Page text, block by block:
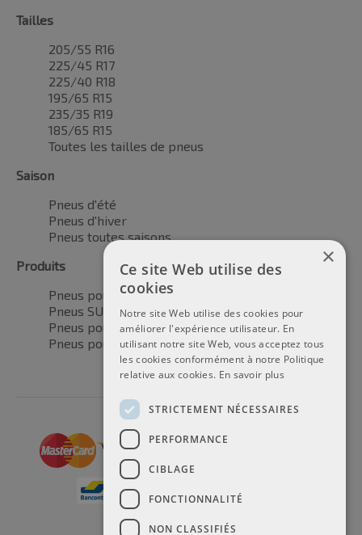
Tailles
205/55 R16
225/45 R17
225/40 R18
195/65 R15
235/35 R19
185/65 R15
Toutes les tailles de pneus
Saison
Pneus d'été
Pneus d'hiver
Pneus toutes saisons
Produits
Pneus pour voitures
Pneus SUV / 4x4
Pneus pour camionnettes
Pneus pour motos
×
Ce site Web utilise des
cookies
Notre site Web utilise des cookies pour
améliorer l'expérience utilisateur. En
utilisant notre site Web, vous acceptez tous
les cookies conformément à notre Politique
relative aux cookies. En savoir plus
STRICTEMENT NÉCESSAIRES
PERFORMANCE
CIBLAGE
FONCTIONNALITÉ
NON CLASSIFIÉS